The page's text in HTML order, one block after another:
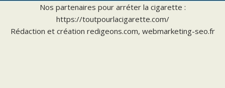
Nos partenaires pour arréter la cigarette :
https://toutpourlacigarette.com/
Rédaction et création redigeons.com, webmarketing-seo.fr